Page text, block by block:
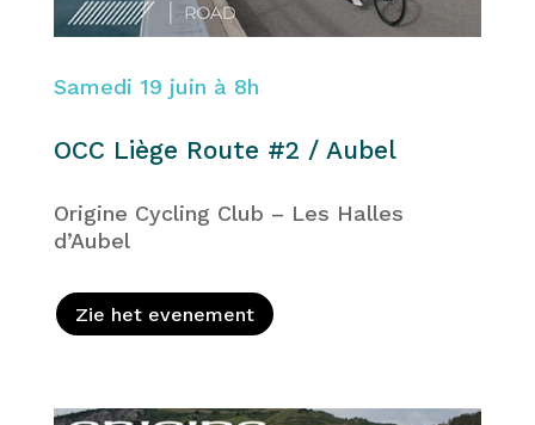
Samedi 19 juin à 8h
OCC Liège Route #2 / Aubel
Origine Cycling Club – Les Halles
d’Aubel
Zie het evenement